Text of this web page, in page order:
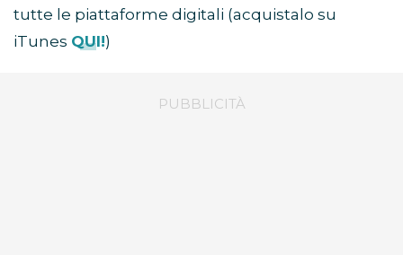
tutte le piattaforme digitali (acquistalo su
iTunes QUI!)